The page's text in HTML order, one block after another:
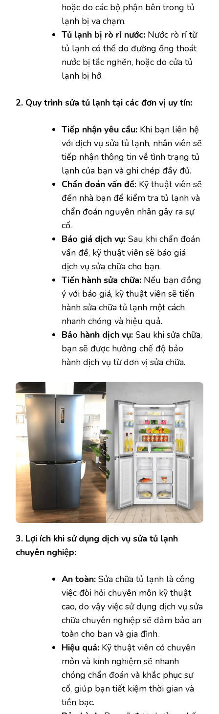
hoặc do các bộ phận bên trong tủ
lạnh bị va chạm.
Tủ lạnh bị rò rỉ nước: Nước rò rỉ từ
tủ lạnh có thể do đường ống thoát
nước bị tắc nghẽn, hoặc do cửa tủ
lạnh bị hở.
2. Quy trình sửa tủ lạnh tại các đơn vị uy tín:
Tiếp nhận yêu cầu: Khi bạn liên hệ
với dịch vụ sửa tủ lạnh, nhân viên sẽ
tiếp nhận thông tin về tình trạng tủ
lạnh của bạn và ghi chép đầy đủ.
Chẩn đoán vấn đề: Kỹ thuật viên sẽ
đến nhà bạn để kiểm tra tủ lạnh và
chẩn đoán nguyên nhân gây ra sự
cố.
Báo giá dịch vụ: Sau khi chẩn đoán
vấn đề, kỹ thuật viên sẽ báo giá
dịch vụ sửa chữa cho bạn.
Tiến hành sửa chữa: Nếu bạn đồng
ý với báo giá, kỹ thuật viên sẽ tiến
hành sửa chữa tủ lạnh một cách
nhanh chóng và hiệu quả.
Bảo hành dịch vụ: Sau khi sửa chữa,
bạn sẽ được hưởng chế độ bảo
hành dịch vụ từ đơn vị sửa chữa.
3. Lợi ích khi sử dụng dịch vụ sửa tủ lạnh
chuyên nghiệp:
An toàn: Sửa chữa tủ lạnh là công
việc đòi hỏi chuyên môn kỹ thuật
cao, do vậy việc sử dụng dịch vụ sửa
chữa chuyên nghiệp sẽ đảm bảo an
toàn cho bạn và gia đình.
Hiệu quả: Kỹ thuật viên có chuyên
môn và kinh nghiệm sẽ nhanh
chóng chẩn đoán và khắc phục sự
cố, giúp bạn tiết kiệm thời gian và
tiền bạc.